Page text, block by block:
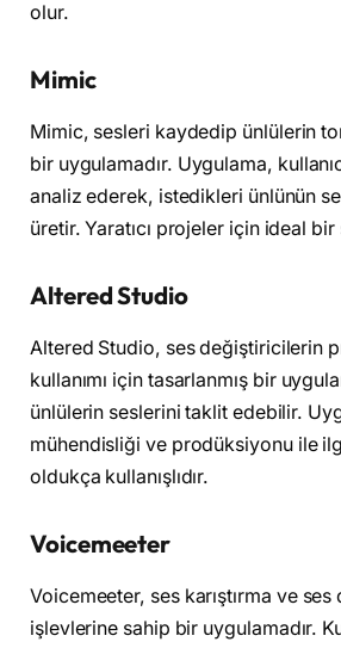
olur.
Mimic
Mimic, sesleri kaydedip ünlülerin
bir uygulamadır. Uygulama,
analiz ederek, istedikleri ünlünün
üretir. Yaratıcı projeler için ideal
Altered Studio
Altered Studio, ses değiştiricilerin
kullanımı için tasarlanmış bir
ünlülerin seslerini taklit edebilir.
mühendisliği ve prodüksiyonu ile
oldukça kullanışlıdır.
Voicemeeter
Voicemeeter, ses karıştırma ve
işlevlerine sahip bir uygulamadır.